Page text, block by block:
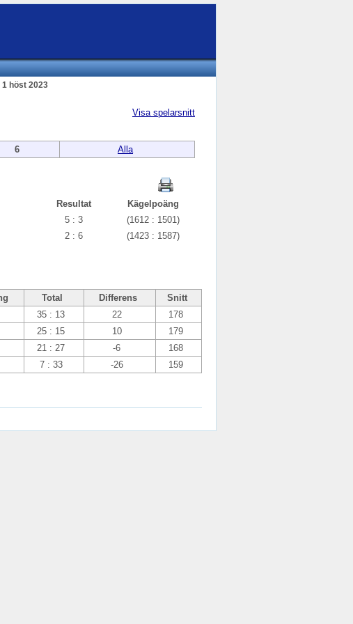
höst 2023
Visa spelarsnitt
6 Alla
Resultat
Kägelpoäng
5 : 3
(1612 : 1501)
2 : 6 (1423 : 1587)
Total Differens
Snitt
35 : 13 22
178
25 : 15 10
179
21 : 27 -6
168
7 : 33 -26 159